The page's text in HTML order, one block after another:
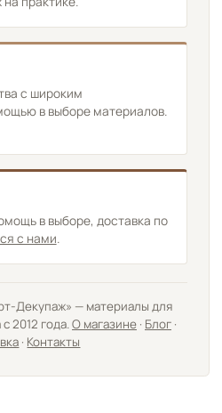
с широким
в выборе материалов.
в выборе, доставка по
с нами.
Декупаж» — материалы для
2012 года.О магазине· Блог·
· Контакты